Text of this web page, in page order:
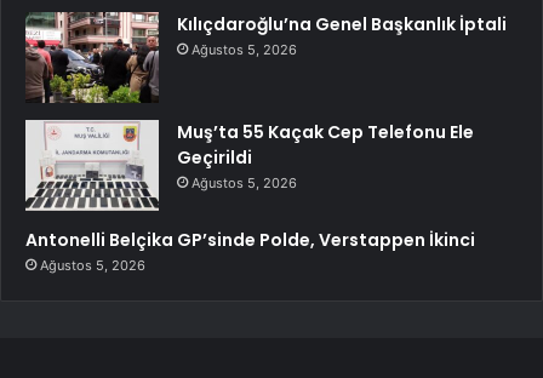
Kılıçdaroğlu’na Genel Başkanlık İptali
Ağustos 5, 2026
Muş’ta 55 Kaçak Cep Telefonu Ele
Geçirildi
Ağustos 5, 2026
Antonelli Belçika GP’sinde Polde, Verstappen İkinci
Ağustos 5, 2026